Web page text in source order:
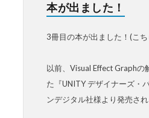
本が出ました！
3冊目の本が出ました！(こ
以前、Visual Effect Graph
た『UNITY デザイナーズ・
ンデジタル社様より発売され